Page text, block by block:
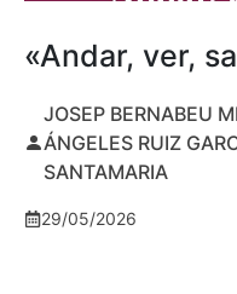
«Andar, ver,
JOSEP BERNABEU
ÁNGELES RUIZ
SANTAMARIA
29/05/2026